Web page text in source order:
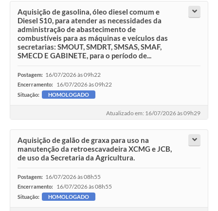
Aquisição de gasolina, óleo diesel comum e
Diesel S10, para atender as necessidades da
administração de abastecimento de
combustíveis para as máquinas e veículos das
secretarias: SMOUT, SMDRT, SMSAS, SMAF,
SMECD E GABINETE, para o período de...
Postagem: 16/07/2026 às 09h22
Encerramento: 16/07/2026 às 09h22
Situação: HOMOLOGADO
Atualizado em: 16/07/2026 às 09h29
Aquisição de galão de graxa para uso na
manutenção da retroescavadeira XCMG e JCB,
de uso da Secretaria da Agricultura.
Postagem: 16/07/2026 às 08h55
Encerramento: 16/07/2026 às 08h55
Situação: HOMOLOGADO